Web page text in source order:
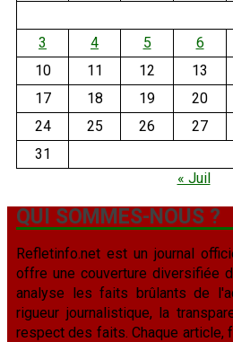
3
4 5 6
10
11 12 13
17
18 19 20
24
25 26 27
31
« Juil
QUI SOMMES-NOUS ?
Refletinfo.net est un journal
offre une couverture diversifiée
analyse les faits brûlants de
rigueur journalistique, la
respect des faits. Chaque article,